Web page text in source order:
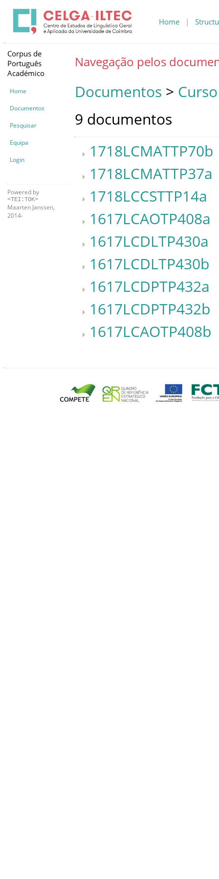
Home |
Corpus de
Português
Académico
Home
Documentos
Pesquisar
Equipa
Login
Powered by
<TEI:TOK>
Maarten Janssen,
2014-
Navegação pelos
Documentos > Curso
9 documentos
1718LCMATTP70b
1718LCMATTP37a
1718LCCSTTP14a
1617LCAOTP408a
1617LCDLTP430a
1617LCDLTP430b
1617LCDPTP432a
1617LCDPTP432b
1617LCAOTP408b